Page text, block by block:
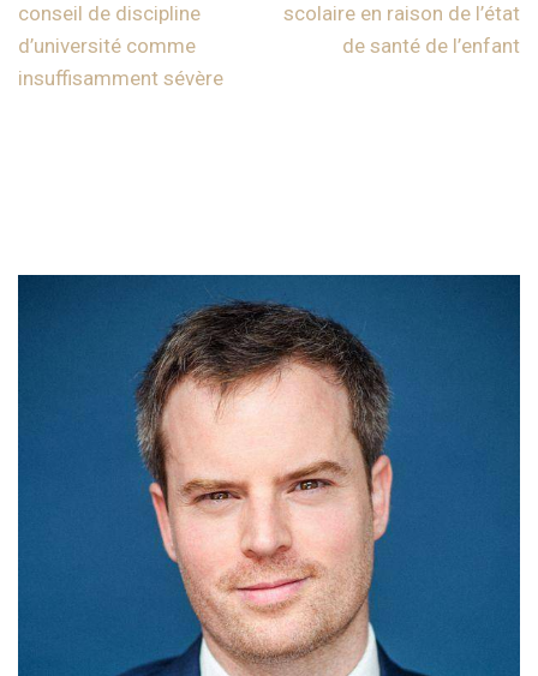
conseil de discipline
d’université comme
insuffisamment sévère
scolaire en raison de l’état
de santé de l’enfant